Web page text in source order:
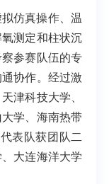
仿真操作、温
测定和柱状沉
参赛队伍的专
协作。经过激
津科技大学、
学、海南热带
表队获团队二
大连海洋大学